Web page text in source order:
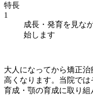
特長
1
成長・発育を見な
始します
大人になってから矯正
高くなります。当院で
育成・顎の育成に取り